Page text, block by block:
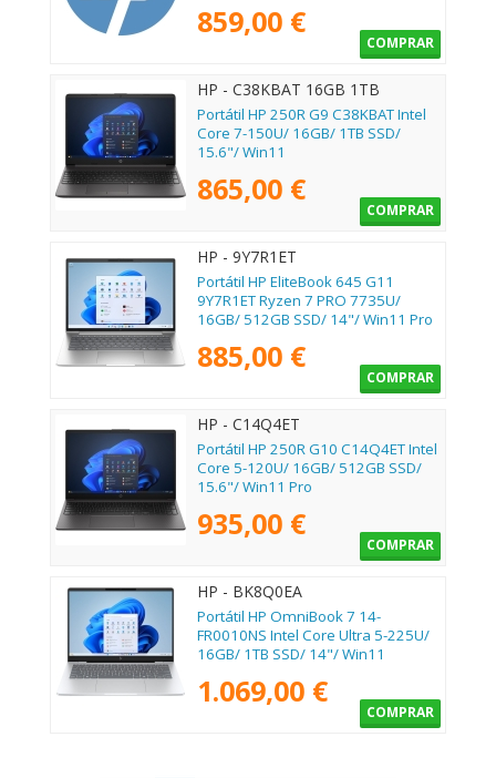
859,00 €
COMPRAR
HP - C38KBAT 16GB 1TB
Portátil HP 250R G9 C38KBAT Intel
Core 7-150U/ 16GB/ 1TB SSD/
15.6"/ Win11
865,00 €
COMPRAR
HP - 9Y7R1ET
Portátil HP EliteBook 645 G11
9Y7R1ET Ryzen 7 PRO 7735U/
16GB/ 512GB SSD/ 14"/ Win11 Pro
885,00 €
COMPRAR
HP - C14Q4ET
Portátil HP 250R G10 C14Q4ET Intel
Core 5-120U/ 16GB/ 512GB SSD/
15.6"/ Win11 Pro
935,00 €
COMPRAR
HP - BK8Q0EA
Portátil HP OmniBook 7 14-
FR0010NS Intel Core Ultra 5-225U/
16GB/ 1TB SSD/ 14"/ Win11
1.069,00 €
COMPRAR